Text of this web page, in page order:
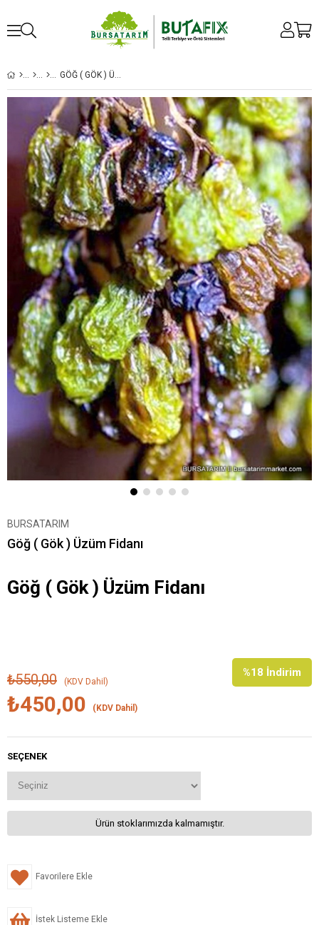
GÖĞ ( GÖK ) ÜZÜM FIDANI
BURSATARIM
Göğ ( Gök ) Üzüm Fidanı
Göğ ( Gök ) Üzüm Fidanı
%18 İndirim
₺550,00 (KDV Dahil)
₺450,00 (KDV Dahil)
SEÇENEK
Ürün stoklarımızda kalmamıştır.
Favorilere Ekle
İstek Listeme Ekle